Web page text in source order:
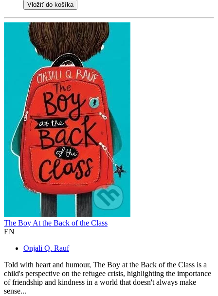
Vložiť do košíka
The Boy At the Back of the Class
EN
Onjali Q. Rauf
Told with heart and humour, The Boy at the Back of the Class is a
child's perspective on the refugee crisis, highlighting the importance
of friendship and kindness in a world that doesn't always make
sense...